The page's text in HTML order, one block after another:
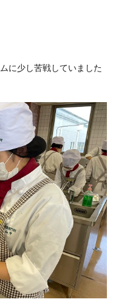
に少し苦戦していました